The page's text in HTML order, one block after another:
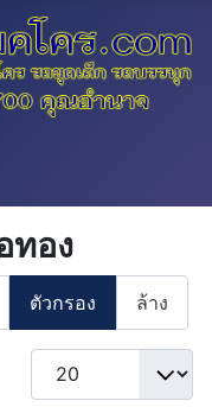
ทอง
ตัวกรอง ล้าง
แสดง #